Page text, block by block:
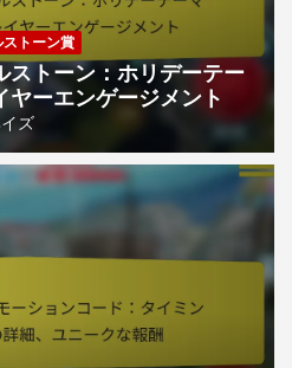
トーン賞
ストーン：ホリデーテー
ーエンゲージメント
ズ